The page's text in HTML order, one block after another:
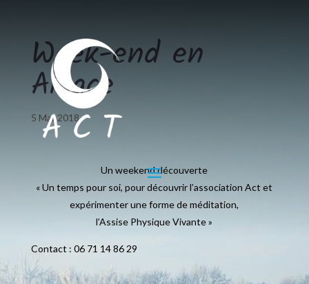
Week-end en
Alsace
5 Mar 2018
Un weekend découverte
« Un temps pour soi, pour découvrir l’association Act et
expérimenter une forme de méditation,
l’Assise Physique Vivante »
Contact : 06 71 14 86 29